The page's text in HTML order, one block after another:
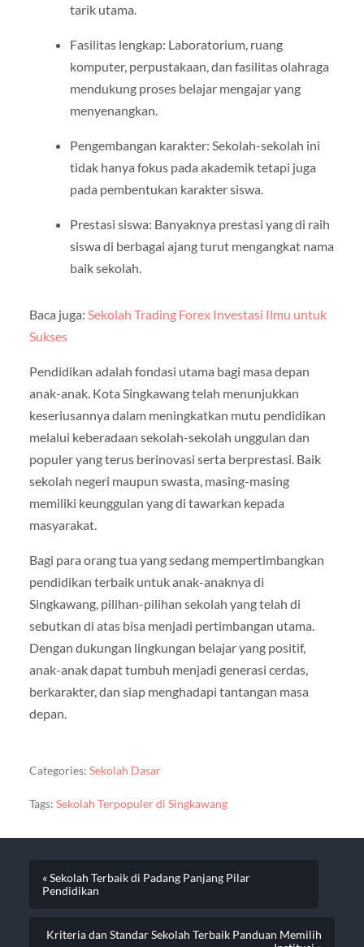
tarik utama.
Fasilitas lengkap: Laboratorium, ruang
komputer, perpustakaan, dan fasilitas olahraga
mendukung proses belajar mengajar yang
menyenangkan.
Pengembangan karakter: Sekolah-sekolah ini
tidak hanya fokus pada akademik tetapi juga
pada pembentukan karakter siswa.
Prestasi siswa: Banyaknya prestasi yang di raih
siswa di berbagai ajang turut mengangkat nama
baik sekolah.
Baca juga: Sekolah Trading Forex Investasi Ilmu untuk
Sukses
Pendidikan adalah fondasi utama bagi masa depan
anak-anak. Kota Singkawang telah menunjukkan
keseriusannya dalam meningkatkan mutu pendidikan
melalui keberadaan sekolah-sekolah unggulan dan
populer yang terus berinovasi serta berprestasi. Baik
sekolah negeri maupun swasta, masing-masing
memiliki keunggulan yang di tawarkan kepada
masyarakat.
Bagi para orang tua yang sedang mempertimbangkan
pendidikan terbaik untuk anak-anaknya di
Singkawang, pilihan-pilihan sekolah yang telah di
sebutkan di atas bisa menjadi pertimbangan utama.
Dengan dukungan lingkungan belajar yang positif,
anak-anak dapat tumbuh menjadi generasi cerdas,
berkarakter, dan siap menghadapi tantangan masa
depan.
Categories: Sekolah Dasar
Tags: Sekolah Terpopuler di Singkawang
« Sekolah Terbaik di Padang Panjang Pilar
Pendidikan
Kriteria dan Standar Sekolah Terbaik Panduan Memilih